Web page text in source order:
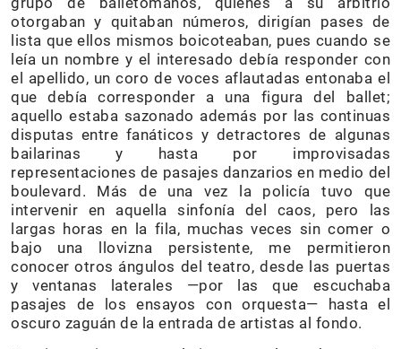
otorgaban y quitaban números, dirigían pases de
lista que ellos mismos boicoteaban, pues cuando se
leía un nombre y el interesado debía responder con
el apellido, un coro de voces aflautadas entonaba el
que debía corresponder a una figura del ballet;
aquello estaba sazonado además por las continuas
disputas entre fanáticos y detractores de algunas
bailarinas y hasta por improvisadas
representaciones de pasajes danzarios en medio del
boulevard. Más de una vez la policía tuvo que
intervenir en aquella sinfonía del caos, pero las
largas horas en la fila, muchas veces sin comer o
bajo una llovizna persistente, me permitieron
conocer otros ángulos del teatro, desde las puertas
y ventanas laterales —por las que escuchaba
pasajes de los ensayos con orquesta— hasta el
oscuro zaguán de la entrada de artistas al fondo.